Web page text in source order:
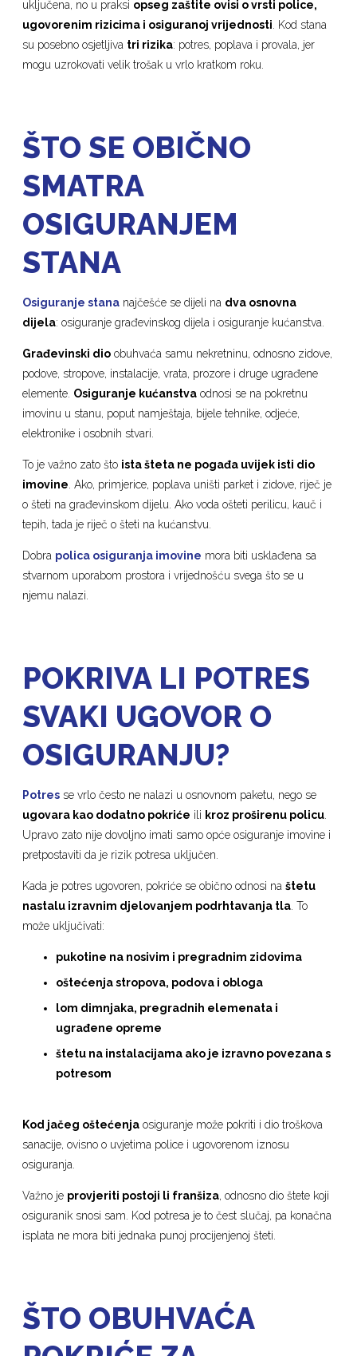
uključena, no u praksi opseg zaštite ovisi o vrsti police,
ugovorenim rizicima i osiguranoj vrijednosti . Kod stana
su posebno osjetljiva tri rizika: potres, poplava i provala, jer
mogu uzrokovati velik trošak u vrlo kratkom roku.
ŠTO SE OBIČNO
SMATRA
OSIGURANJEM
STANA
Osiguranje stana najčešće se dijeli na dva osnovna
dijela: osiguranje građevinskog dijela i osiguranje kućanstva.
Građevinski dio obuhvaća samu nekretninu, odnosno zidove,
podove, stropove, instalacije, vrata, prozore i druge ugrađene
elemente. Osiguranje kućanstva odnosi se na pokretnu
imovinu u stanu, poput namještaja, bijele tehnike, odjeće,
elektronike i osobnih stvari.
To je važno zato što ista šteta ne pogađa uvijek isti dio
imovine . Ako, primjerice, poplava uništi parket i zidove, riječ je
o šteti na građevinskom dijelu. Ako voda ošteti perilicu, kauč i
tepih, tada je riječ o šteti na kućanstvu.
Dobra polica osiguranja imovine mora biti usklađena sa
stvarnom uporabom prostora i vrijednošću svega što se u
njemu nalazi.
POKRIVA LI POTRES
SVAKI UGOVOR O
OSIGURANJU?
Potres se vrlo često ne nalazi u osnovnom paketu, nego se
ugovara kao dodatno pokriće ili kroz proširenu policu
Upravo zato nije dovoljno imati samo opće osiguranje imovine i
pretpostaviti da je rizik potresa uključen.
Kada je potres ugovoren, pokriće se obično odnosi naštetu
nastalu izravnim djelovanjem podrhtavanja tla . To
može uključivati:
pukotine na nosivim i pregradnim zidovima
oštećenja stropova, podova i obloga
lom dimnjaka, pregradnih elemenata i
ugrađene opreme
štetu na instalacijama ako je izravno povezana s
potresom
Kod jačeg oštećenja osiguranje može pokriti i dio troškova
sanacije, ovisno o uvjetima police i ugovorenom iznosu
osiguranja.
Važno je provjeriti postoji li franšiza, odnosno dio štete koji
osiguranik snosi sam. Kod potresa je to čest slučaj, pa konačna
isplata ne mora biti jednaka punoj procijenjenoj šteti.
ŠTO OBUHVAĆA